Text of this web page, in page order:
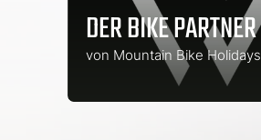
DER BIKE PARTNER
von Mountain Bike Holidays